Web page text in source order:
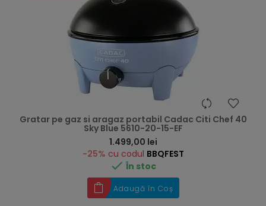
Gratar pe gaz si aragaz portabil Cadac Citi Chef 40
Sky Blue 5610-20-15-EF
1.499,00 lei
-25% cu codul BBQFEST
 În stoc
Adaugă în Coș